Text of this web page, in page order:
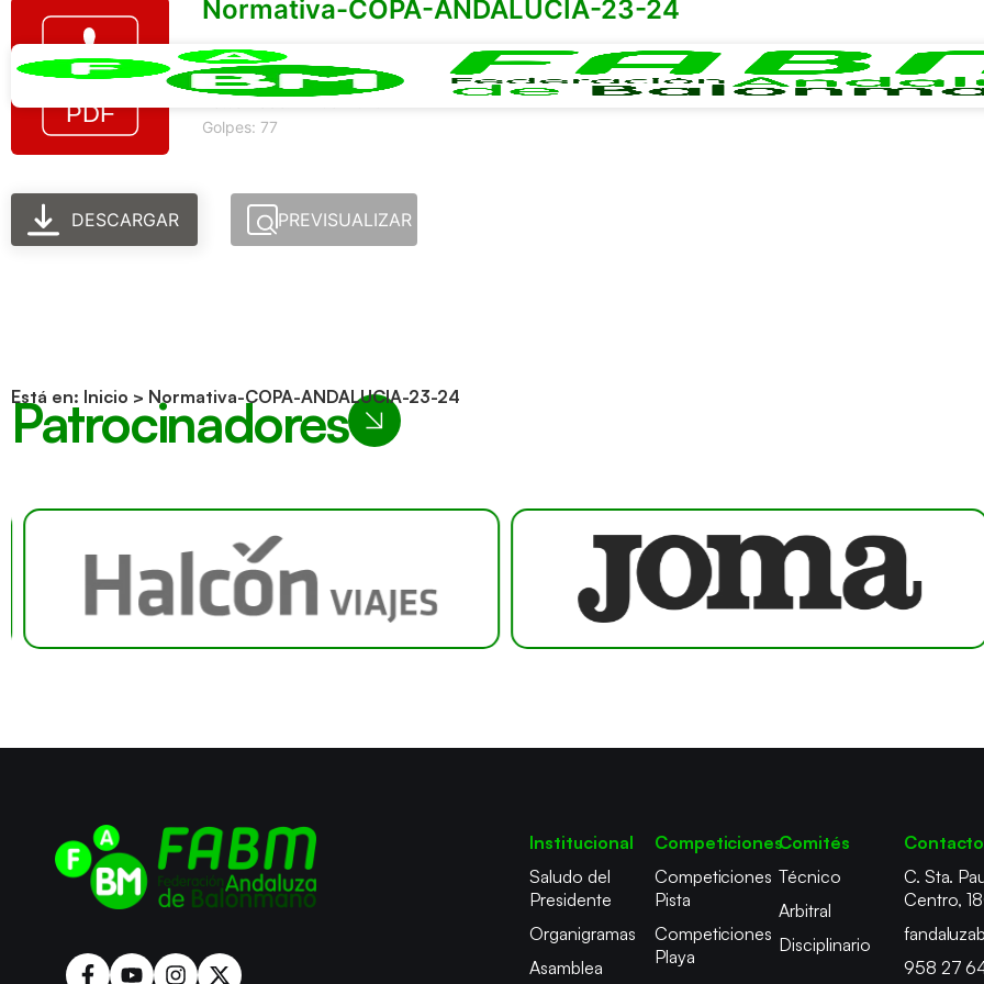
Está en: Inicio > Normativa-COPA-ANDALUCIA-23-24
Normativa-COPA-ANDALUCIA-23-24
Tamaño del archivo: 99.14 KB
Creado: 22-08-2025
Actualizado: 22-08-2025
Golpes: 77
DESCARGAR PREVISUALIZAR
Patrocinadores
Institucional
Saludo del
Presidente
Organigramas
Asamblea
Competiciones
Competiciones
Pista
Competiciones
Playa
Comités
Técnico
Arbitral
Disciplinario
Contacto
C. Sta.
Centro,
958 27